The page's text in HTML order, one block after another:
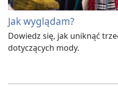
Jak wyglądam?
Dowiedz się, jak uniknąć
dotyczących mody.